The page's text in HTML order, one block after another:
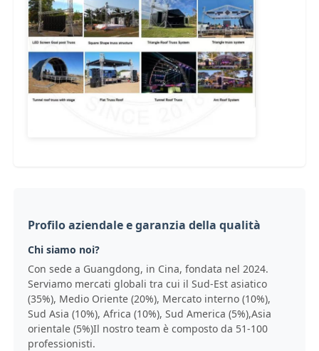
Clampo per illuminazione di palcoscenico
Torre di sollevamento
Profilo aziendale e garanzia della qualità
Chi siamo noi?
Con sede a Guangdong, in Cina, fondata nel 2024.
Serviamo mercati globali tra cui il Sud-Est asiatico
(35%), Medio Oriente (20%), Mercato interno (10%),
Sud Asia (10%), Africa (10%), Sud America (5%),Asia
orientale (5%)Il nostro team è composto da 51-100
professionisti.